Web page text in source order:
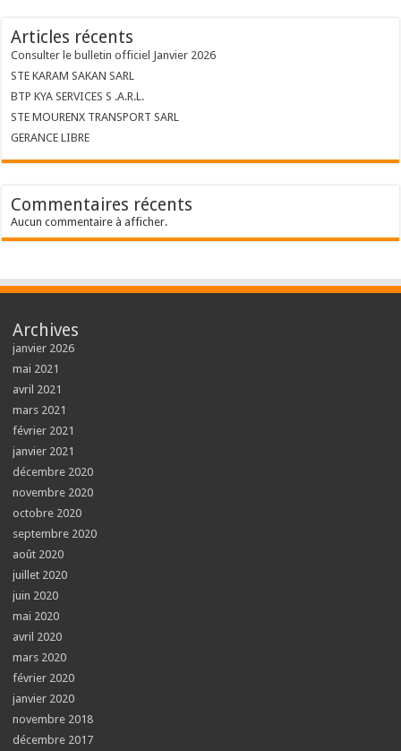
Articles récents
Consulter le bulletin officiel Janvier 2026
STE KARAM SAKAN SARL
BTP KYA SERVICES S .A.R.L.
STE MOURENX TRANSPORT SARL
GERANCE LIBRE
Commentaires récents
Aucun commentaire à afficher.
Archives
janvier 2026
mai 2021
avril 2021
mars 2021
février 2021
janvier 2021
décembre 2020
novembre 2020
octobre 2020
septembre 2020
août 2020
juillet 2020
juin 2020
mai 2020
avril 2020
mars 2020
février 2020
janvier 2020
novembre 2018
décembre 2017